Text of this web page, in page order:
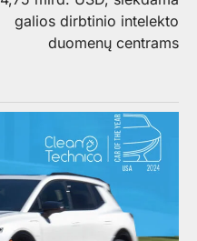
galios dirbtinio intelekto
duomenų centrams